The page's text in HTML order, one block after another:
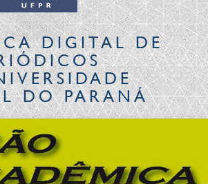
Acesso à informação
Legislação
Canais
DIGITALDE
DO PARANÁ